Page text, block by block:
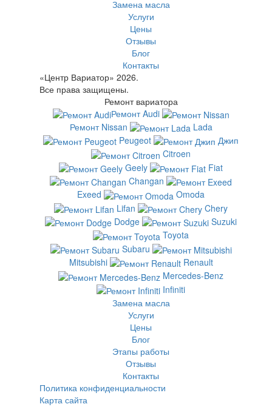
Замена масла
Услуги
Цены
Отзывы
Блог
Контакты
«Центр Вариатор» 2026.
Все права защищены.
Ремонт вариатора
Ремонт Audi
Ремонт Nissan
Lada
Peugeot
Джип
Citroen
Geely
Fiat
Changan
Exeed
Omoda
Lifan
Chery
Dodge
Suzuki
Toyota
Subaru
Mitsubishi
Renault
Mercedes-Benz
Infiniti
Замена масла
Услуги
Цены
Блог
Этапы работы
Отзывы
Контакты
Политика конфиденциальности
Карта сайта